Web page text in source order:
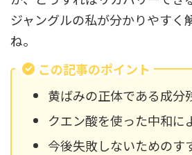
ジャングルの私が分かりやすく
ね。
この記事のポイント
黄ばみの正体である成分
クエン酸を使った中和に
今後失敗しないためのす